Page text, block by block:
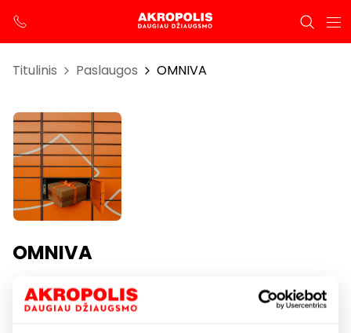
Titulinis Paslaugos OMNIVA
OMNIVA
Darbo laikas